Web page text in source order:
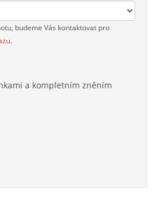
budeme Vás kontaktovat pro
.
a kompletním zněním